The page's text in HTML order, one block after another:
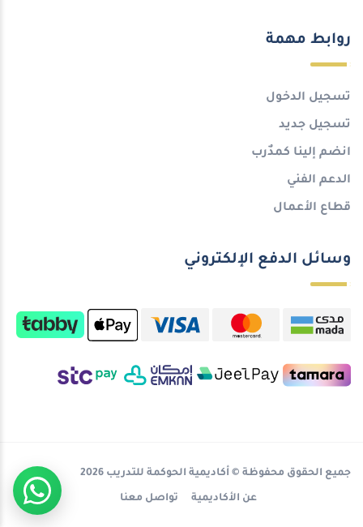
روابط مهمة
تسجيل الدخول
تسجيل جديد
انضم إلينا كمدٌرب
الدعم الفني
قطاع الأعمال
وسائل الدفع الإلكتروني
جميع الحقوق محفوظة © أكاديمية الحوكمة للتدريب 2026
عن الأكاديمية تواصل معنا